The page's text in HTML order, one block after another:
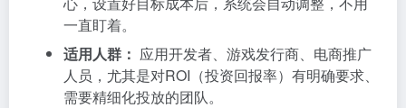
一直盯着。
适用人群： 应用开发者、游戏发行商、电商推广
人员，尤其是对ROI（投资回报率）有明确要求、
需要精细化投放的团队。